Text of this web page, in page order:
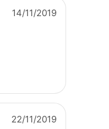
14/11/2019
22/11/2019